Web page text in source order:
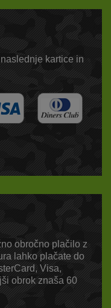
kartice in
obročno plačilo z
lahko plačate do
Visa,
obrok znaša 60